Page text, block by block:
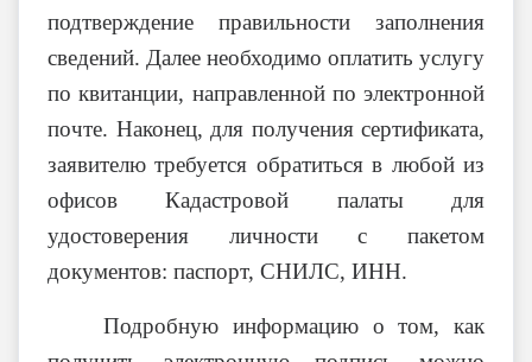
подтверждение правильности заполнения
сведений. Далее необходимо оплатить услугу
по квитанции, направленной по электронной
почте. Наконец, для получения сертификата,
заявителю требуется обратиться в любой из
офисов Кадастровой палаты для
удостоверения личности с пакетом
документов: паспорт, СНИЛС, ИНН.
Подробную информацию о том, как